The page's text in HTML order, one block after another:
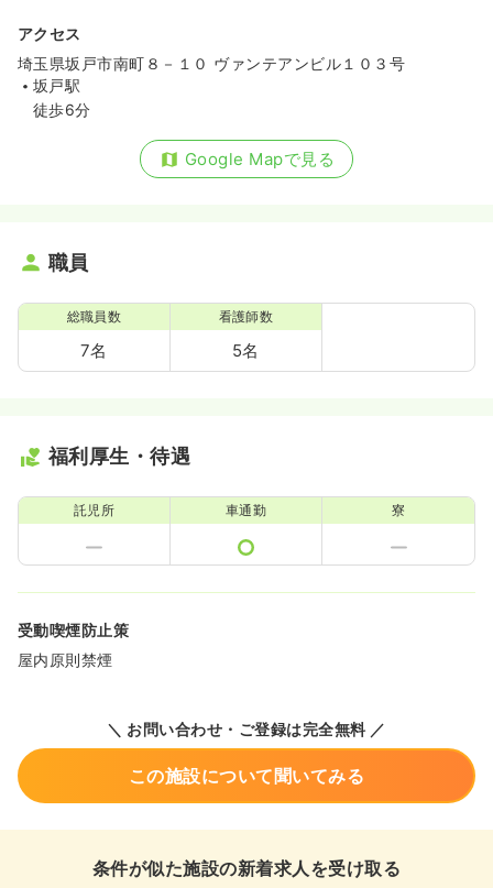
アクセス
埼玉県坂戸市南町８－１０ ヴァンテアンビル１０３号
坂戸駅
徒歩6分
Google Mapで見る
職員
総職員数
7名
看護師数
5名
福利厚生・待遇
託児所 車通勤 寮
受動喫煙防止策
屋内原則禁煙
＼ お問い合わせ・ご登録は完全無料 ／
この施設について聞いてみる
条件が似た施設の新着求人を受け取る